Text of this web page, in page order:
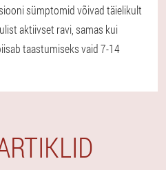
sümptomid võivad täielikult
aktiivset ravi, samas kui
taastumiseks vaid 7-14